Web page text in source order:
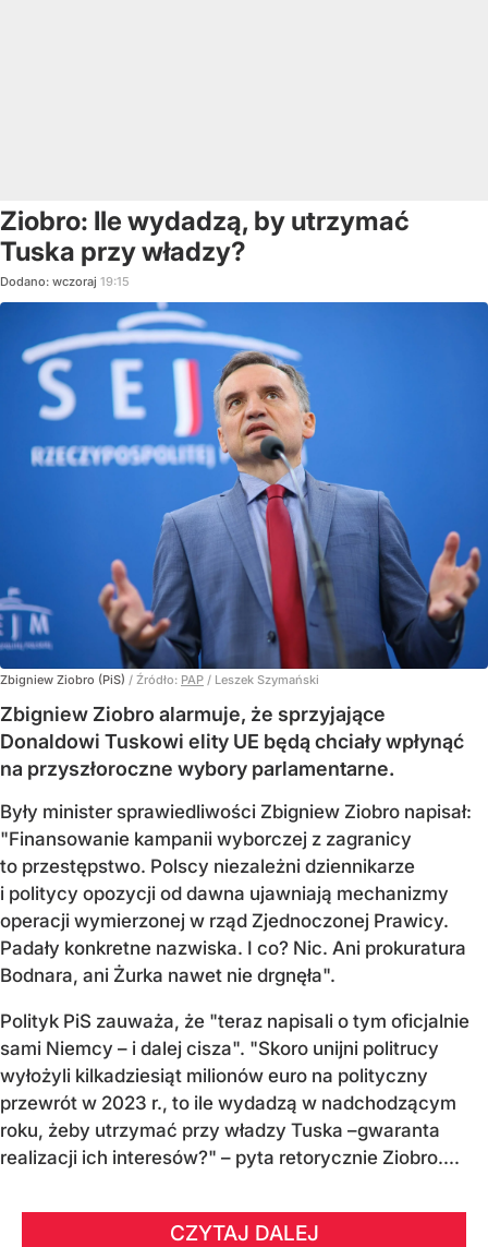
Ziobro: Ile wydadzą, by utrzymać
Tuska przy władzy?
Dodano: wczoraj 19:15
Zbigniew Ziobro (PiS) / Źródło: PAP / Leszek Szymański
Zbigniew Ziobro alarmuje, że sprzyjające
Donaldowi Tuskowi elity UE będą chciały wpłynąć
na przyszłoroczne wybory parlamentarne.
Były minister sprawiedliwości Zbigniew Ziobro napisał:
"Finansowanie kampanii wyborczej z zagranicy
to przestępstwo. Polscy niezależni dziennikarze
i politycy opozycji od dawna ujawniają mechanizmy
operacji wymierzonej w rząd Zjednoczonej Prawicy.
Padały konkretne nazwiska. I co? Nic. Ani prokuratura
Bodnara, ani Żurka nawet nie drgnęła".
Polityk PiS zauważa, że "teraz napisali o tym oficjalnie
sami Niemcy – i dalej cisza". "Skoro unijni politrucy
wyłożyli kilkadziesiąt milionów euro na polityczny
przewrót w 2023 r., to ile wydadzą w nadchodzącym
roku, żeby utrzymać przy władzy Tuska –gwaranta
realizacji ich interesów?" – pyta retorycznie Ziobro....
CZYTAJ DALEJ